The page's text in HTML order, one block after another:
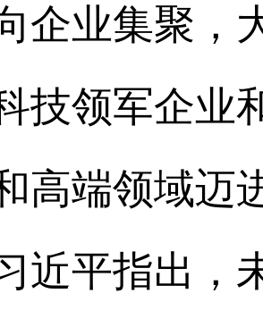
企业集聚，
技领军企业
高端领域迈
平指出，未